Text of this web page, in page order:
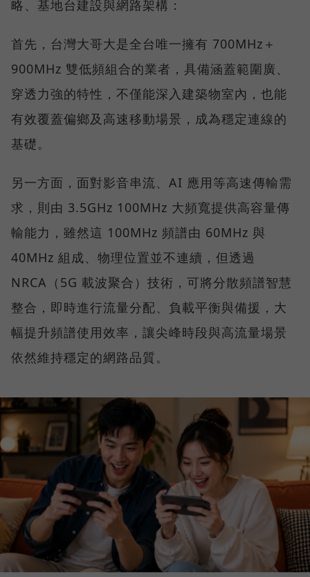
略、基地台建設與網路架構：
首先，台灣大哥大是全台唯一擁有 700MHz＋
900MHz 雙低頻組合的業者，具備涵蓋範圍廣、
穿透力強的特性，不僅能深入建築物室內，也能
有效覆蓋偏鄉及高速移動場景，成為穩定連線的
基礎。
另一方面，面對影音串流、AI 應用等高速傳輸需
求，則由 3.5GHz 100MHz 大頻寬提供高容量傳
輸能力，雖然這 100MHz 頻譜由 60MHz 與
40MHz 組成、物理位置並不連續，但透過
NRCA（5G 載波聚合）技術，可將分散頻譜智慧
整合，即時進行流量分配、負載平衡與備援，大
幅提升頻譜使用效率，讓尖峰時段與高流量場景
依然維持穩定的網路品質。